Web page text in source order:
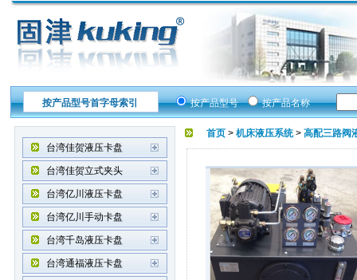
按产品型号首字母索引 按产品型号 按产品名称
台湾佳贺液压卡盘
台湾佳贺立式夹头
台湾亿川液压卡盘
台湾亿川手动卡盘
台湾千岛液压卡盘
台湾通福液压卡盘
首页 >机床液压系统>高配三路阀